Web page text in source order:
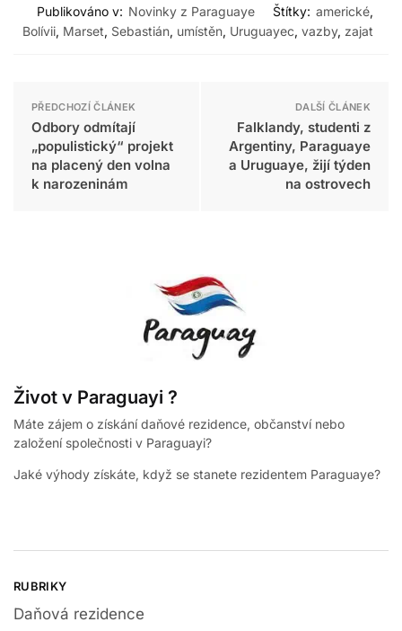
Publikováno v: Novinky z Paraguaye Štítky: americké,
Bolívii, Marset, Sebastián, umístěn, Uruguayec, vazby, zajat
PŘEDCHOZÍ ČLÁNEK
Odbory odmítají
„populistický“ projekt
na placený den volna
k narozeninám
DALŠÍ ČLÁNEK
Falklandy, studenti z
Argentiny, Paraguaye
a Uruguaye, žijí týden
na ostrovech
Život v Paraguayi ?
Máte zájem o získání daňové rezidence, občanství nebo
založení společnosti v Paraguayi?
Jaké výhody získáte, když se stanete rezidentem Paraguaye?
RUBRIKY
Daňová rezidence